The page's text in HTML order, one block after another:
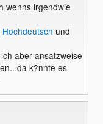
wenns irgendwie
Hochdeutsch und
aber ansatzweise
k?nnte es